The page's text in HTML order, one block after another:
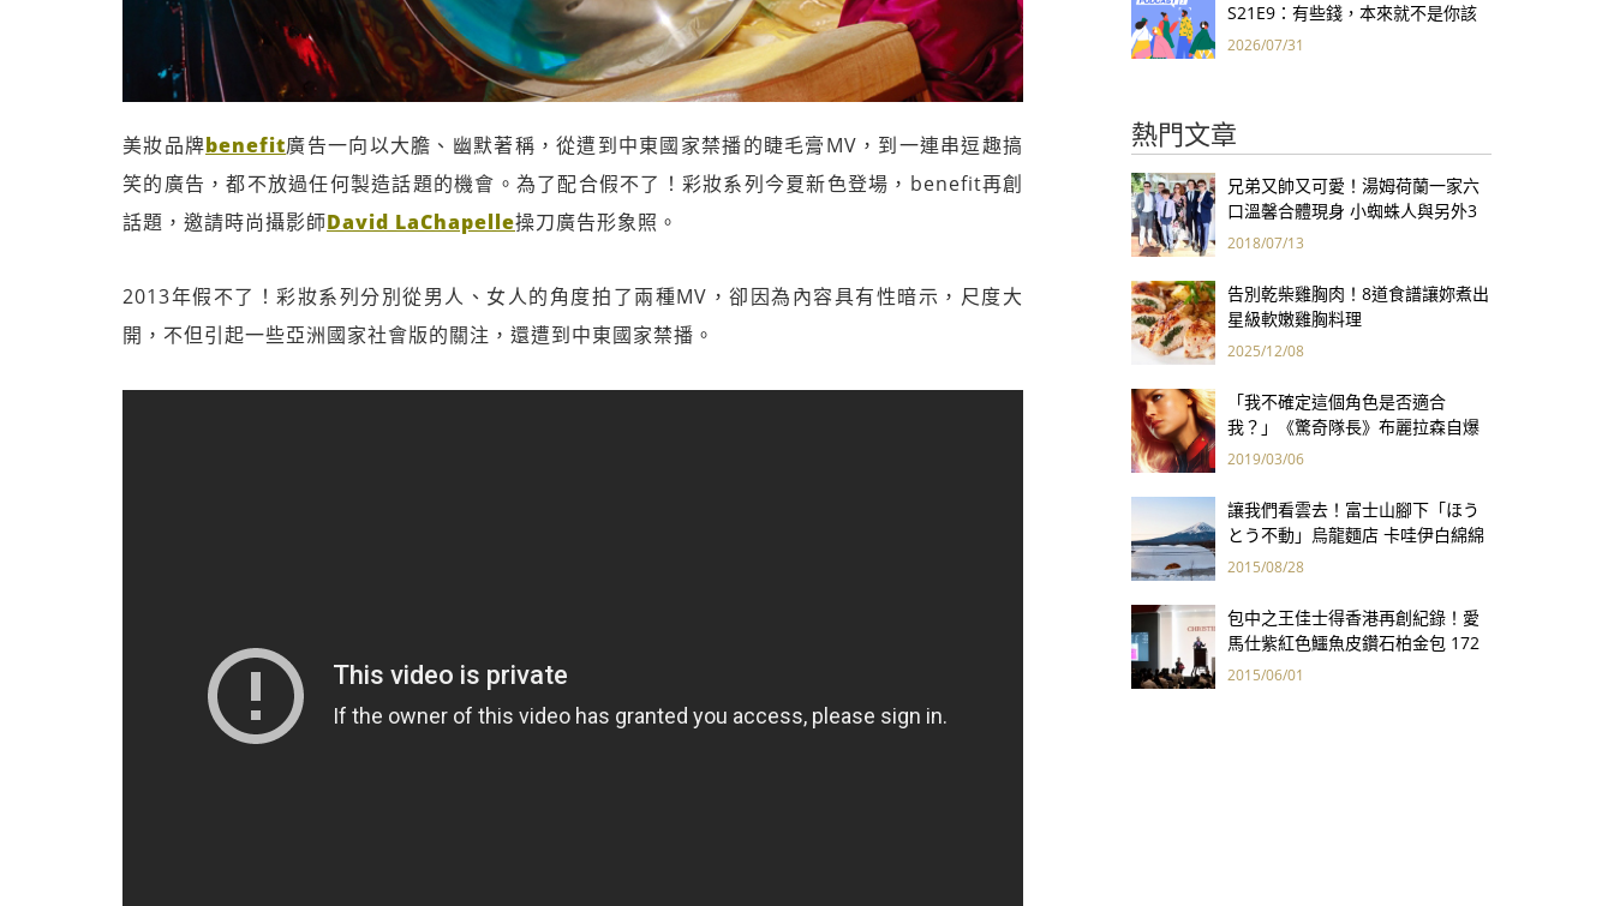
美妝品牌benefit廣告一向以大膽、幽默著稱，從遭到中東國家禁播的睫毛膏MV，到一連串逗趣搞
笑的廣告，都不放過任何製造話題的機會。為了配合假不了！彩妝系列今夏新色登場，benefit再創
話題，邀請時尚攝影師David LaChapelle操刀廣告形象照。
2013年假不了！彩妝系列分別從男人、女人的角度拍了兩種MV，卻因為內容具有性暗示，尺度大
開，不但引起一些亞洲國家社會版的關注，還遭到中東國家禁播。
S21E9：有些錢，本來就不是你該
賺的——讀《一個投機者的告白》
2026/07/31
熱門文章
兄弟又帥又可愛！湯姆荷蘭一家六
口溫馨合體現身 小蜘蛛人與另外3
個弟弟感情超好！
2018/07/13
告別乾柴雞胸肉！8道食譜讓妳煮出
星級軟嫩雞胸料理
2025/12/08
「我不確定這個角色是否適合
我？」《驚奇隊長》布麗拉森自爆
原本不想當超級英雄
2019/03/06
讓我們看雲去！富士山腳下「ほう
とう不動」烏龍麵店 卡哇伊白綿綿
造型療癒你的心
2015/08/28
包中之王佳士得香港再創紀錄！愛
馬仕紫紅色鱷魚皮鑽石柏金包 172
萬港幣創全球手袋拍賣最高價
2015/06/01